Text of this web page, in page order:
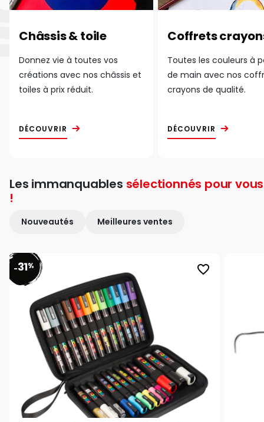
Châssis & toile
Donnez vie à toutes vos
créations avec nos châssis et
toiles à prix réduit.
DÉCOUVRIR
Coffrets
Toutes les couleurs à
de main avec nos
crayons de qualité.
DÉCOUVRIR
Les immanquables sélectionnés pour vous
!
Nouveautés Meilleures ventes
favorite_border
-31%